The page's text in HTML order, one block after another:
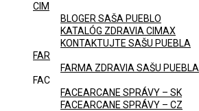
CIM
BLOGER SAŠA PUEBLO
KATALÓG ZDRAVIA CIMAX
KONTAKTUJTE SAŠU PUEBLA
FAR
FARMA ZDRAVIA SAŠU PUEBLA
FAC
FACEARCANE SPRÁVY – SK
FACEARCANE SPRÁVY – CZ